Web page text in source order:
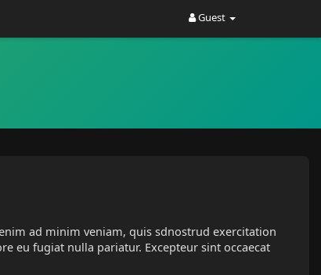
Guest
ad minim veniam, quis sdnostrud exercitation
eu fugiat nulla pariatur. Excepteur sint occaecat